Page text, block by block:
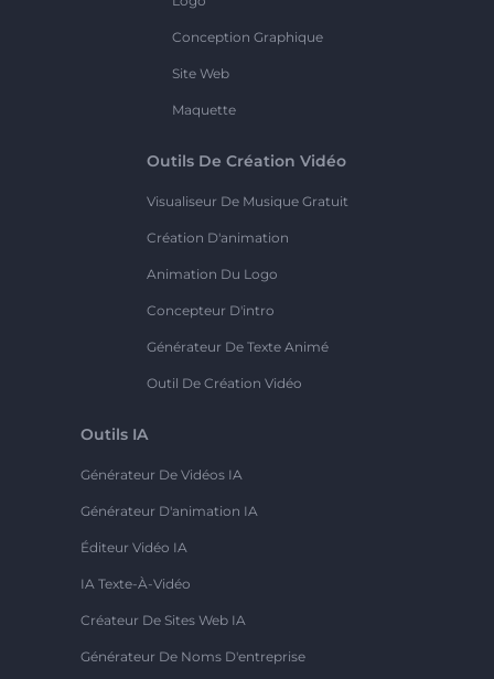
Conception Graphique
Site Web
Maquette
Outils De Création Vidéo
Visualiseur De Musique Gratuit
Création D'animation
Animation Du Logo
Concepteur D'intro
Générateur De Texte Animé
Outil De Création Vidéo
Outils IA
Générateur De Vidéos IA
Générateur D'animation IA
Éditeur Vidéo IA
IA Texte-À-Vidéo
Créateur De Sites Web IA
Générateur De Noms D'entreprise